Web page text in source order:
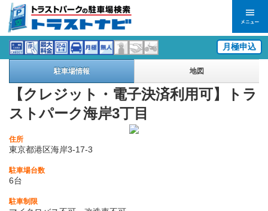
月極申込
駐車場情報 地図
【クレジット・電子決済利用可】トラ
ストパーク海岸3丁目
住所
東京都港区海岸3-17-3
駐車場台数
6台
駐車制限